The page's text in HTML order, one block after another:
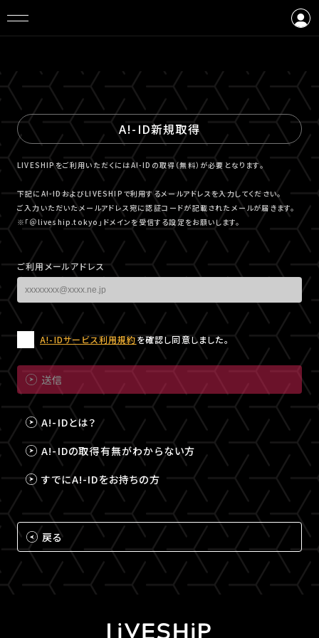
A!-ID新規取得
LIVESHIPをご利用いただくにはA!-IDの取得（無料）が必要となります。
下記にA!-IDおよびLIVESHIPで利用するメールアドレスを入力してください。
ご入力いただいたメールアドレス宛に認証コードが記載されたメールが届きます。
※「＠liveship.tokyo」ドメインを受信する設定をお願いします。
ご利用メールアドレス
A!-IDサービス利用規約を確認し同意しました。
送信
A!-IDとは？
A!-IDの取得有無がわからない方
すでにA!-IDをお持ちの方
戻る